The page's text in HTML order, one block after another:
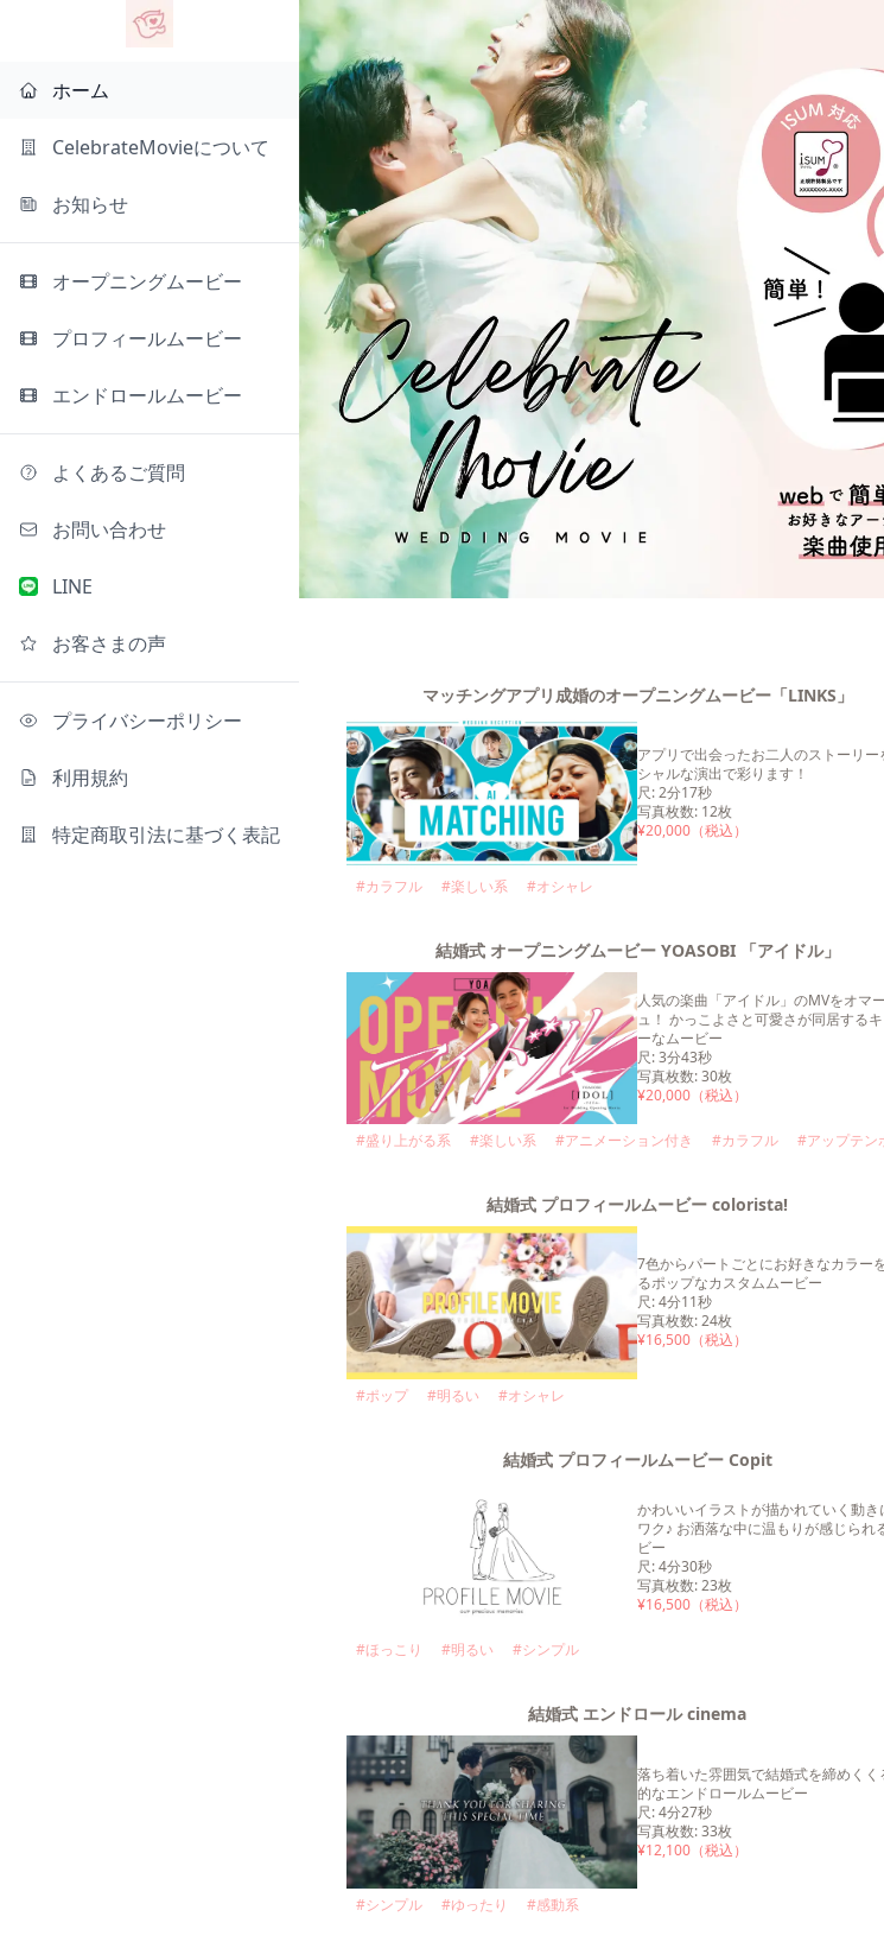
ホーム
CelebrateMovieについて
お知らせ
オープニングムービー
プロフィールムービー
エンドロールムービー
よくあるご質問
お問い合わせ
LINE
お客さまの声
プライバシーポリシー
利用規約
特定商取引法に基づく表記
マッチングアプリ成婚のオープニングムービー「LINKS」
アプリで出会ったお二人のストーリー
シャルな演出で彩ります！
尺:2分17秒
写真枚数: 12枚
¥20,000 （税込）
#カラフル #楽しい系 #オシャレ
結婚式 オープニングムービー YOASOBI 「アイドル」
人気の楽曲「アイドル」のMVをオマ
ュ！ かっこよさと可愛さが同居する
ーなムービー
尺:3分43秒
写真枚数:30枚
¥20,000 （税込）
#盛り上がる系 #楽しい系 #アニメーション付き #カラフル #アップテン
結婚式 プロフィールムービー colorista!
7色からパートごとにお好きなカラー
るポップなカスタムムービー
尺:4分11秒
写真枚数:24枚
¥16,500 （税込）
#ポップ #明るい #オシャレ
結婚式 プロフィールムービー Copit
かわいいイラストが描かれていく動き
ワク♪ お洒落な中に温もりが感じられ
ビー
尺:4分30秒
写真枚数:23枚
¥16,500 （税込）
#ほっこり #明るい #シンプル
結婚式 エンドロール cinema
落ち着いた雰囲気で結婚式を締めくく
的なエンドロールムービー
尺:4分27秒
写真枚数:33枚
¥12,100 （税込）
#シンプル #ゆったり #感動系